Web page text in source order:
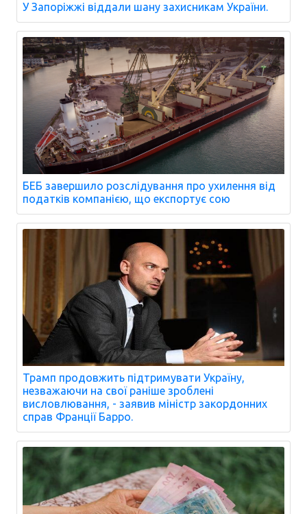
У Запоріжжі віддали шану захисникам України.
БЕБ завершило розслідування про ухилення від
податків компанією, що експортує сою
Трамп продовжить підтримувати Україну,
незважаючи на свої раніше зроблені
висловлювання, - заявив міністр закордонних
справ Франції Барро.